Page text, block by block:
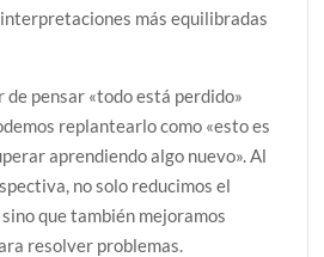
más equilibradas
de pensar «todo está perdido»
replantearlo como «esto es
aprendiendo algo nuevo». Al
no solo reducimos el
que también mejoramos
resolver problemas.